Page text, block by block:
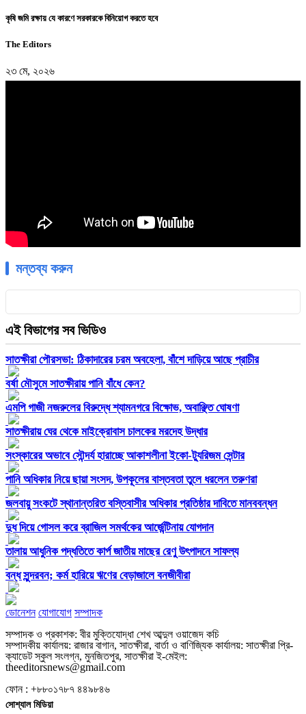
কৃষি জমি রক্ষায় যে কারণে সরকারকে বিনিয়োগ করতে হবে
The Editors
২৩ মে, ২০২৬
মন্তব্য করুন
এই বিভাগের সব ভিডিও
সাতক্ষীরা পৌরসভা: ঠিকাদারের চরম অবহেলা, বাঁশে দাড়িয়ে আছে প্রাচীর
বর্ষা মৌসুমে সাতক্ষীরায় পানি বাঁধে কেন?
এমপি গাজী নজরুলের বিরুদ্ধে শ্যামনগরে বিক্ষোভ, অবাঞ্ছিত ঘোষণা
সাতক্ষীরায় ঘের থেকে মাইক্রোবাস চালকের মরদেহ উদ্ধার
সংস্কারের অভাবে সৌন্দর্য হারাচ্ছে আকাশলীনা ইকো-ট্যুরিজম সেন্টার
পানি অধিকার নিয়ে ছায়া সংসদ, উপকূলের বাস্তবতা তুলে ধরলেন তরুণরা
জলবায়ু সংকটে স্থানান্তরিত বস্তিবাসীর অধিকার প্রতিষ্ঠার দাবিতে মানববন্ধন
দুধ দিয়ে গোসল করে ব্রাজিল সমর্থকের আর্জেন্টিনায় যোগদান
তালায় আধুনিক পদ্ধতিতে কার্প জাতীয় মাছের রেণু উৎপাদনে সাফল্য
বন্ধ সুন্দরবন; কর্ম হারিয়ে ঋণের বেড়াজালে বনজীবীরা
ডোনেশন যোগাযোগ সম্পাদক
সম্পাদক ও প্রকাশক: বীর মুক্তিযোদ্ধা শেখ আব্দুল ওয়াজেদ কচি
সম্পাদকীয় কার্যালয়: রাজার বাগান, সাতক্ষীরা, বার্তা ও বাণিজ্যিক কার্যালয়: সাতক্ষীরা প্রি-
ক্যাডেট স্কুল সংলগ্ন, মুনজিতপুর, সাতক্ষীরা ই-মেইল:
theeditorsnews@gmail.com
ফোন : +৮৮০১৭৮৭ ৪৪৯৮৪৬
সোশ্যাল মিডিয়া